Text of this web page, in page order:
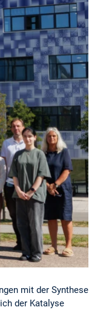
mit der Synthese
der Katalyse